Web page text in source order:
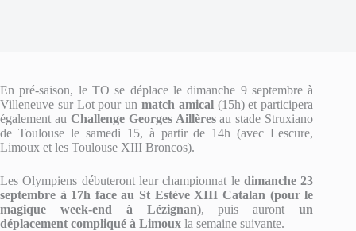
En pré-saison, le TO se déplace le dimanche 9 septembre à
Villeneuve sur Lot pour unmatch amical (15h) et participera
également au Challenge Georges Aillèresau stade Struxiano
de Toulouse le samedi 15, à partir de 14h (avec Lescure,
Limoux et les Toulouse XIII Broncos).
Les Olympiens débuteront leur championnat le dimanche 23
septembre à 17h face au St Estève XIII Catalan (pour le
magique week-end à Lézignan), puis auront un
déplacement compliqué à Limoux la semaine suivante.